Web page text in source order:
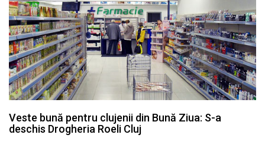
Veste bună pentru clujenii din Bună Ziua: S-a
deschis Drogheria Roeli Cluj